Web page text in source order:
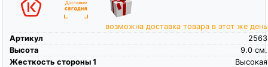
возможна доставка товара в этот же день
Артикул
2563
Высота
см.
9.0
Жесткость стороны 1
Высокая